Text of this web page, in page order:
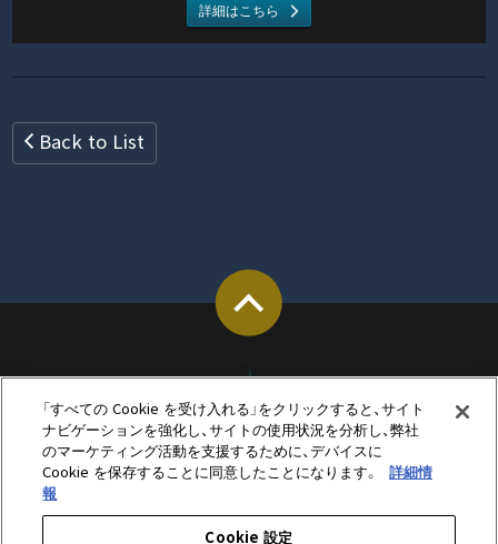
詳細はこちら
Back to List
「すべての Cookie を受け入れる」をクリックすると、サイト
ナビゲーションを強化し、サイトの使用状況を分析し、弊社
のマーケティング活動を支援するために、デバイスに
Cookie を保存することに同意したことになります。
詳細情
報
Cookie 設定